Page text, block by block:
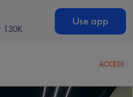
130K
Use app
ACCEDI